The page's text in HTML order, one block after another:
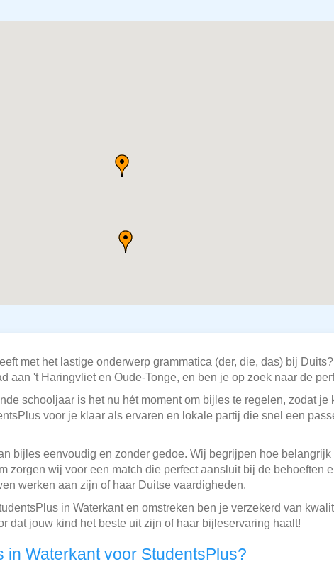
met het lastige onderwerp grammatica (der, die, das) bij
aan 't Haringvliet en Oude-Tonge, en ben je op zoek naar de
schooljaar is het nu hét moment om bijles te regelen, zodat
voor je klaar als ervaren en lokale partij die snel een
bijles eenvoudig en zonder gedoe. Wij begrijpen hoe
zorgen wij voor een match die perfect aansluit bij de behoeften
werken aan zijn of haar Duitse vaardigheden.
in Waterkant en omstreken ben je verzekerd van
dat jouw kind het beste uit zijn of haar bijleservaring haalt!
in Waterkant voor StudentsPlus?